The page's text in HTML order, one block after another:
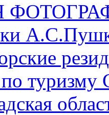
туризму